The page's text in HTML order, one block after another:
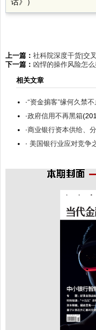
上一篇： 社科院深度干货|交
下一篇： 凶悍的操作风险怎
相关文章
·“资金掮客”缘何久禁不
·政府信用不再黑箱
·商业银行资本供给、
· 美国银行业应对竞争